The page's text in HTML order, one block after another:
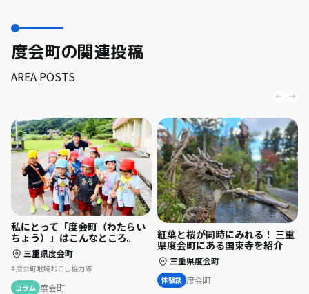
度会町の関連投稿
AREA POSTS
私にとって「度会町（わたらい
ちょう）」はこんなところ。
三重県度会町
度会町地域おこし協力隊
コラム 度会町
紅葉と桜が同時にみれる！ 三重
県度会町にある国束寺を紹介
三重県度会町
体験談 度会町